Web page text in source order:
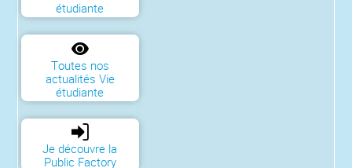
étudiante
Toutes nos
actualités Vie
étudiante
Je découvre la
Public Factory